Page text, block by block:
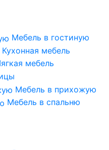
Мебель в гостиную
Кухонная мебель
мебель
Мебель в прихожую
Мебель в спальню